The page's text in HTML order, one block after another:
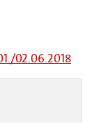
02.06.2018